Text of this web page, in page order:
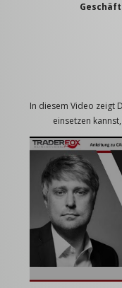
In diesem Video zeigt
einsetzen